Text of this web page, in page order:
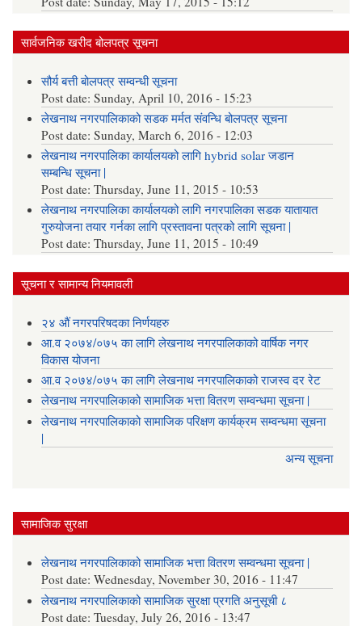
सार्वजनिक खरीद बोलपत्र सूचना
सौर्य बत्ती बोलपत्र सम्वन्धी सूचना
Post date:Sunday, April 10, 2016 - 15:23
लेखनाथ नगरपालिकाको सडक मर्मत संवन्धि बोलपत्र सूचना
Post date:Sunday, March 6, 2016 - 12:03
लेखनाथ नगरपालिका कार्यालयको लागि hybrid solar जडान
सम्बन्धि सूचना |
Post date:Thursday, June 11, 2015 - 10:53
लेखनाथ नगरपालिका कार्यालयको लागि नगरपालिका सडक यातायात
गुरुयोजना तयार गर्नका लागि प्रस्तावना पत्रको लागि सूचना |
Post date:Thursday, June 11, 2015 - 10:49
सूचना र सामान्य नियमावली
२४ औं नगरपरिषदका निर्णयहरु
आ.व २०७४/०७५ का लागि लेखनाथ नगरपालिकाको वार्षिक नगर
विकास योजना
आ.व २०७४/०७५ का लागि लेखनाथ नगरपालिकाको राजस्व दर रेट
लेखनाथ नगरपालिकाको सामाजिक भत्ता वितरण सम्वन्धमा सूचना |
लेखनाथ नगरपालिकाको सामाजिक परिक्षण कार्यक्रम सम्वन्धमा सूचना
|
अन्य सूचना
सामाजिक सुरक्षा
लेखनाथ नगरपालिकाको सामाजिक भत्ता वितरण सम्वन्धमा सूचना |
Post date:Wednesday, November 30, 2016 - 11:47
लेखनाथ नगरपालिकाको सामाजिक सुरक्षा प्रगति अनुसूची ८
Post date:Tuesday, July 26, 2016 - 13:47